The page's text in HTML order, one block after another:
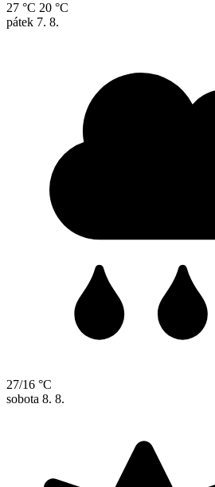
27 °C 20 °C
pátek 7. 8.
27/16 °C
sobota 8. 8.